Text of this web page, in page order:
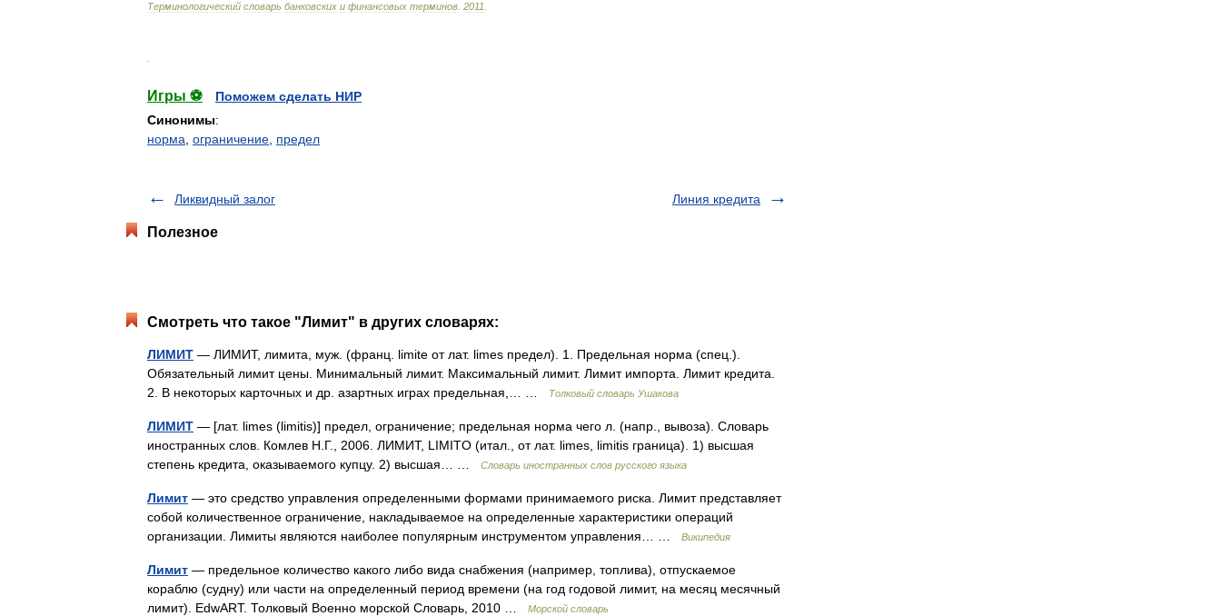
Терминологический словарь банковских и финансовых терминов 2011
Игры ⚽
Поможем сделать НИР
Синонимы:
норма ограничение предел
Ликвидный залог Линия кредита
Полезное
Смотреть что такое "Лимит" в других словарях:
ЛИМИТ — ЛИМИТ, лимита, муж. (франц. limite от лат. limes предел). 1. Предельная норма (спец.).
Обязательный лимит цены. Минимальный лимит. Максимальный лимит. Лимит импорта. Лимит кредита.
2. В некоторых карточных и др. азартных играх предельная,… …
Толковый словарь Ушакова
ЛИМИТ — [лат. limes (limitis)] предел, ограничение; предельная норма чего л. (напр., вывоза). Словарь
иностранных слов. Комлев Н.Г., 2006. ЛИМИТ, LIMITO (итал., от лат. limes, limitis граница). 1) высшая
степень кредита, оказываемого купцу. 2) высшая… …
Словарь иностранных слов русского языка
Лимит — это средство управления определенными формами принимаемого риска. Лимит представляет
собой количественное ограничение, накладываемое на определенные характеристики операций
организации. Лимиты являются наиболее популярным инструментом управления… …
Википедия
Лимит — предельное количество какого либо вида снабжения (например, топлива), отпускаемое
кораблю (судну) или части на определенный период времени (на год годовой лимит, на месяц месячный
лимит). EdwART. Толковый Военно морской Словарь, 2010 …
Морской словарь